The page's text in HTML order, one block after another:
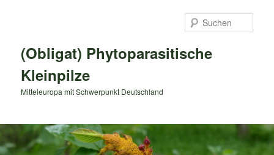
(Obligat) Phytoparasitische
Kleinpilze
Mitteleuropa mit Schwerpunkt Deutschland